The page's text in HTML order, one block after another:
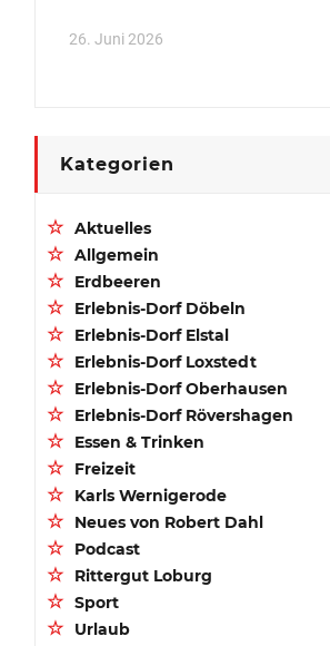
26. Juni 2026
Kategorien
Aktuelles
Allgemein
Erdbeeren
Erlebnis-Dorf Döbeln
Erlebnis-Dorf Elstal
Erlebnis-Dorf Loxstedt
Erlebnis-Dorf Oberhausen
Erlebnis-Dorf Rövershagen
Essen & Trinken
Freizeit
Karls Wernigerode
Neues von Robert Dahl
Podcast
Rittergut Loburg
Sport
Urlaub